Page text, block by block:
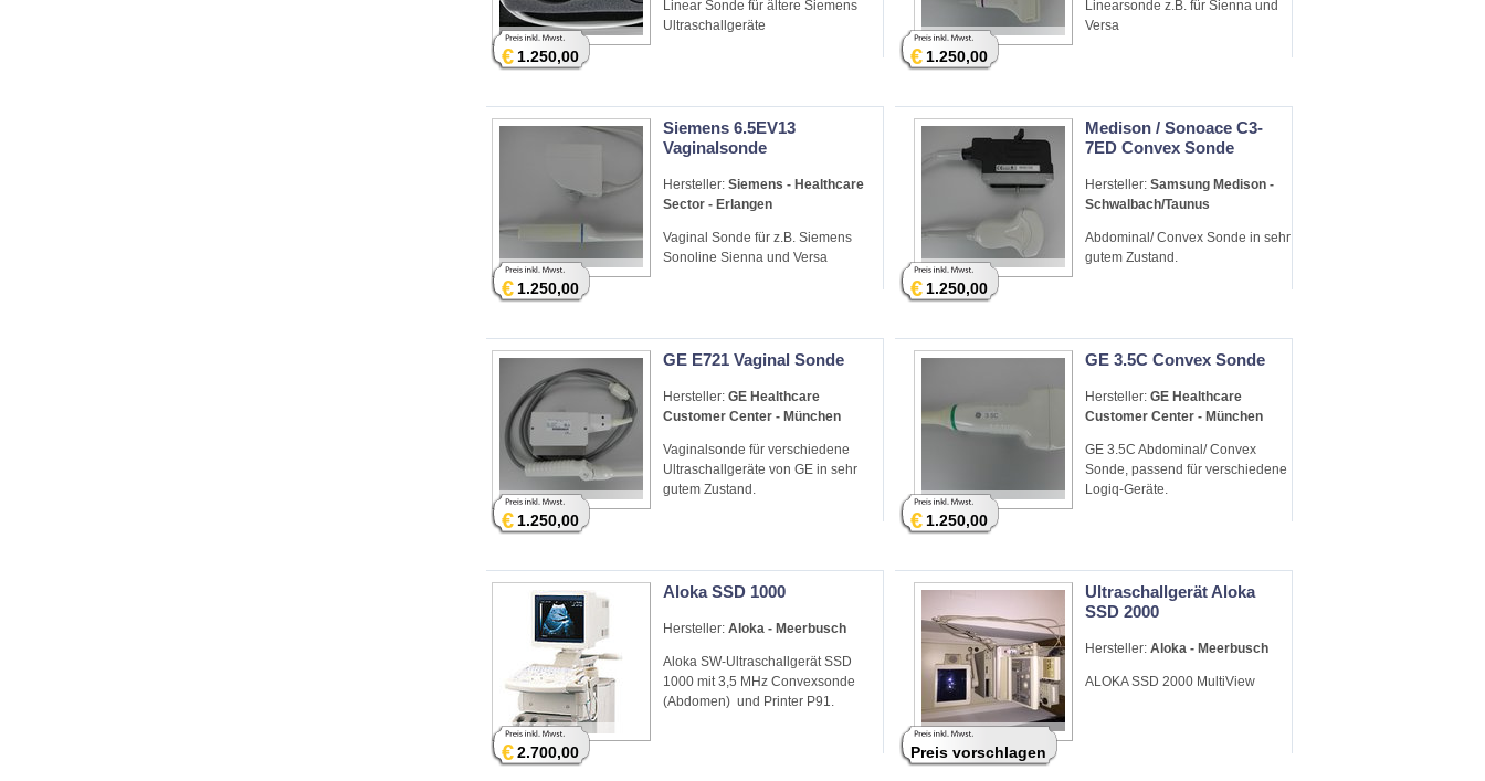
Linear Sonde für ältere Siemens
Ultraschallgeräte
€1.250,00
Linearsonde z.B. für Sienna und
Versa
€1.250,00
Siemens 6.5EV13
Vaginalsonde
Hersteller: Siemens - Healthcare
Sector - Erlangen
Vaginal Sonde für z.B. Siemens
Sonoline Sienna und Versa
€1.250,00
Medison / Sonoace C3-
7ED Convex Sonde
Hersteller: Samsung Medison -
Schwalbach/Taunus
Abdominal/ Convex Sonde in sehr
gutem Zustand.
€1.250,00
GE E721 Vaginal Sonde
Hersteller: GE Healthcare
Customer Center - München
Vaginalsonde für verschiedene
Ultraschallgeräte von GE in sehr
gutem Zustand.
€1.250,00
GE 3.5C Convex Sonde
Hersteller: GE Healthcare
Customer Center - München
GE 3.5C Abdominal/ Convex
Sonde, passend für verschiedene
Logiq-Geräte.
€1.250,00
Aloka SSD 1000
Hersteller: Aloka - Meerbusch
Aloka SW-Ultraschallgerät SSD
1000 mit 3,5 MHz Convexsonde
(Abdomen) und Printer P91.
€2.700,00
Ultraschallgerät Aloka
SSD 2000
Hersteller: Aloka - Meerbusch
ALOKA SSD 2000 MultiView
Preis vorschlagen